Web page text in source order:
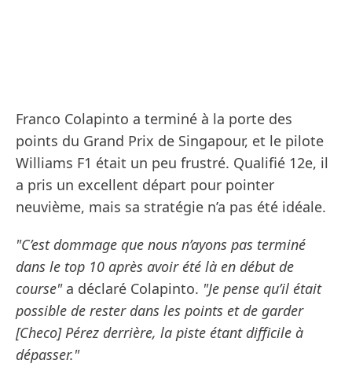
Franco Colapinto a terminé à la porte des
points du Grand Prix de Singapour, et le pilote
Williams F1 était un peu frustré. Qualifié 12e, il
a pris un excellent départ pour pointer
neuvième, mais sa stratégie n’a pas été idéale.
"C’est dommage que nous n’ayons pas terminé
dans le top 10 après avoir été là en début de
course"a déclaré Colapinto. "Je pense qu’il était
possible de rester dans les points et de garder
[Checo] Pérez derrière, la piste étant difficile à
dépasser."